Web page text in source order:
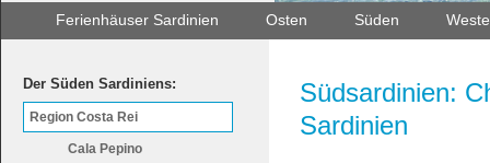
Ferienhäuser Sardinien Osten Süden
Der Süden Sardiniens:
Region Costa Rei
Cala Pepino
Südsardinien:
Sardinien